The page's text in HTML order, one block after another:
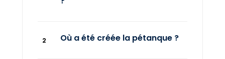
Où a été créée la pétanque ?